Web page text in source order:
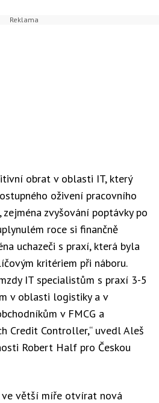
obrat v oblasti IT, který
oživení pracovního
zejména zvyšování poptávky po
roce si finančně
uchazeči s praxí, která byla
kritériem při náboru.
IT specialistům s praxí 3-5
v oblasti logistiky a v
v FMCG a
Credit Controller,“ uvedl Aleš
Robert Half pro Českou
ve větší míře otvírat nová